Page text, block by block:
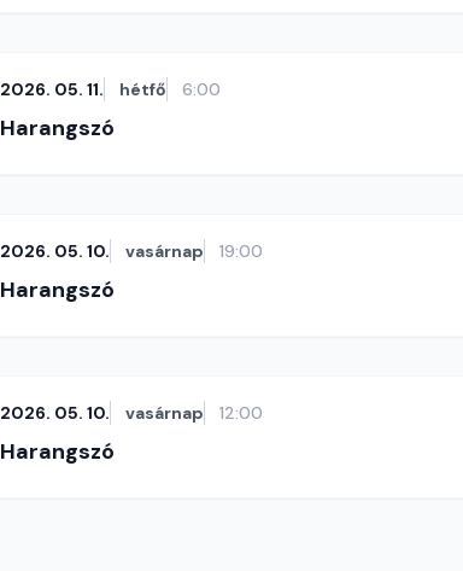
2026. 05. 11. hétfő 6:00
Harangszó
2026. 05. 10. vasárnap 19:00
Harangszó
2026. 05. 10. vasárnap 12:00
Harangszó